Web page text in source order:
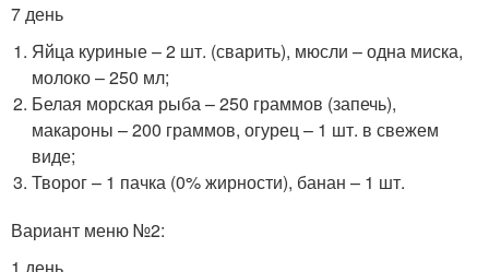
7 день
Яйца куриные – 2 шт. (сварить), мюсли – одна миска,
молоко – 250 мл;
Белая морская рыба – 250 граммов (запечь),
макароны – 200 граммов, огурец – 1 шт. в свежем
виде;
Творог – 1 пачка (0% жирности), банан – 1 шт.
Вариант меню №2: